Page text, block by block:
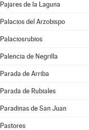
Pajares de la Laguna
Palacios del Arzobispo
Palaciosrubios
Palencia de Negrilla
Parada de Arriba
Parada de Rubiales
Paradinas de San Juan
Pastores